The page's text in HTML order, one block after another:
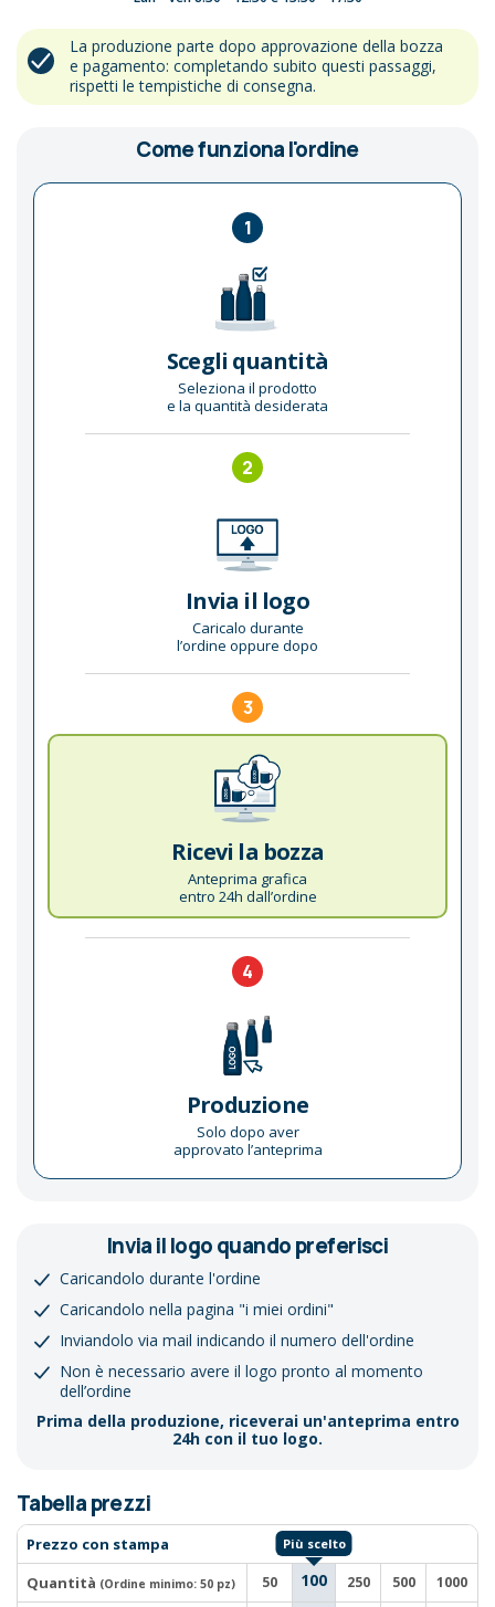
La produzione parte dopo approvazione della bozza
e pagamento: completando subito questi passaggi,
rispetti le tempistiche di consegna.
Come funziona l'ordine
1
Scegli quantità
Seleziona il prodotto
e la quantità desiderata
2
Invia il logo
Caricalo durante
l’ordine oppure dopo
3
Ricevi la bozza
Anteprima grafica
entro 24h dall’ordine
4
Produzione
Solo dopo aver
approvato l’anteprima
Invia il logo quando preferisci
Caricandolo durante l'ordine
Caricandolo nella pagina "i miei ordini"
Inviandolo via mail indicando il numero dell'ordine
Non è necessario avere il logo pronto al momento
dell’ordine
Prima della produzione, riceverai un'anteprima entro
24h con il tuo logo.
Tabella prezzi
Prezzo con stampa
Quantità (Ordine minimo: 50 pz) 50 100 250 500 1000